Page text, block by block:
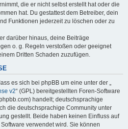
die er nicht selbst erstellt hat oder die
hat. Du gestattest dem Betreiber, dein
Funktionen jederzeit zu löschen oder zu
darüber hinaus, deine Beiträge
o. g. Regeln verstoßen oder geeignet
Dritten Schaden zuzufügen.
es sich bei phpBB um eine unter der „
v2“ (GPL) bereitgestellten Foren-Software
handelt; deutschsprachige
die deutschsprachige Community unter
gestellt. Beide haben keinen Einfluss auf
verwendet wird. Sie können